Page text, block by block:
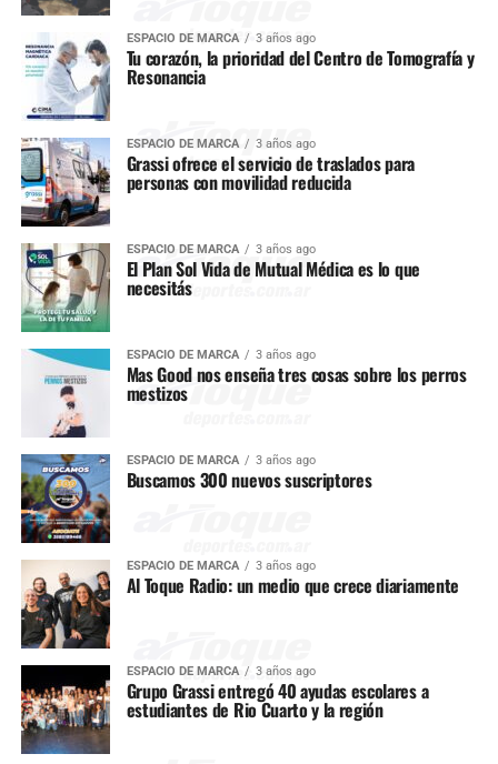
ESPACIO DE MARCA 3 años ago
Tu corazón, la prioridad del Centro de Tomografía y
Resonancia
ESPACIO DE MARCA 3 años ago
Grassi ofrece el servicio de traslados para
personas con movilidad reducida
ESPACIO DE MARCA 3 años ago
El Plan Sol Vida de Mutual Médica es lo que
necesitás
ESPACIO DE MARCA 3 años ago
Mas Good nos enseña tres cosas sobre los perros
mestizos
ESPACIO DE MARCA 3 años ago
Buscamos 300 nuevos suscriptores
ESPACIO DE MARCA 3 años ago
Al Toque Radio: un medio que crece diariamente
ESPACIO DE MARCA 3 años ago
Grupo Grassi entregó 40 ayudas escolares a
estudiantes de Rio Cuarto y la región